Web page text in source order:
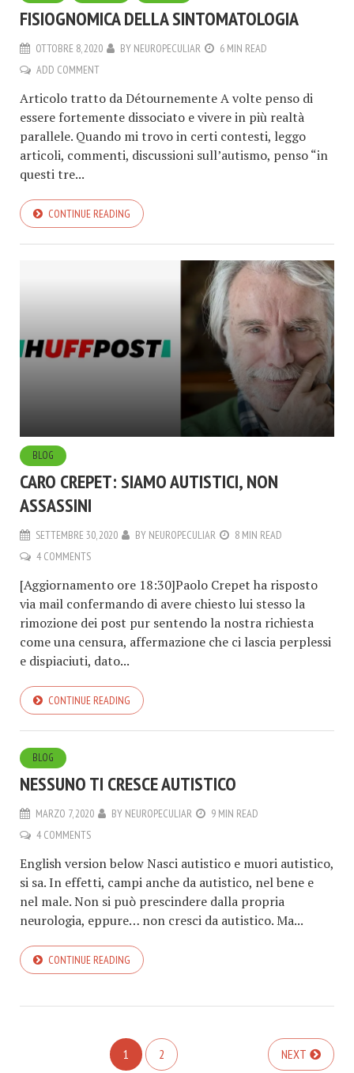
FISIOGNOMICA DELLA SINTOMATOLOGIA
OTTOBRE 8, 2020 BY NEUROPECULIAR
6 MIN READ
ADD COMMENT
Articolo tratto da Détournemente A volte penso di
essere fortemente dissociato e vivere in più realtà
parallele. Quando mi trovo in certi contesti, leggo
articoli, commenti, discussioni sull’autismo, penso “in
questi tre...
CONTINUE READING
BLOG
CARO CREPET: SIAMO AUTISTICI, NON
ASSASSINI
SETTEMBRE 30, 2020 BY NEUROPECULIAR
8 MIN READ
4 COMMENTS
[Aggiornamento ore 18:30]Paolo Crepet ha risposto
via mail confermando di avere chiesto lui stesso la
rimozione dei post pur sentendo la nostra richiesta
come una censura, affermazione che ci lascia perplessi
e dispiaciuti, dato...
CONTINUE READING
BLOG
NESSUNO TI CRESCE AUTISTICO
MARZO 7, 2020 BY NEUROPECULIAR
9 MIN READ
4 COMMENTS
English version below Nasci autistico e muori autistico,
si sa. In effetti, campi anche da autistico, nel bene e
nel male. Non si può prescindere dalla propria
neurologia, eppure… non cresci da autistico. Ma...
CONTINUE READING
1 2 NEXT